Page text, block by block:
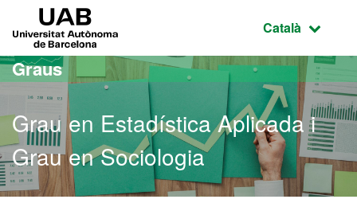
Ves al contingut principal
Ves a la navegació de la pàgina
Idioma
Català
Graus
Grau en Estadística Aplicada i
Grau en Sociologia